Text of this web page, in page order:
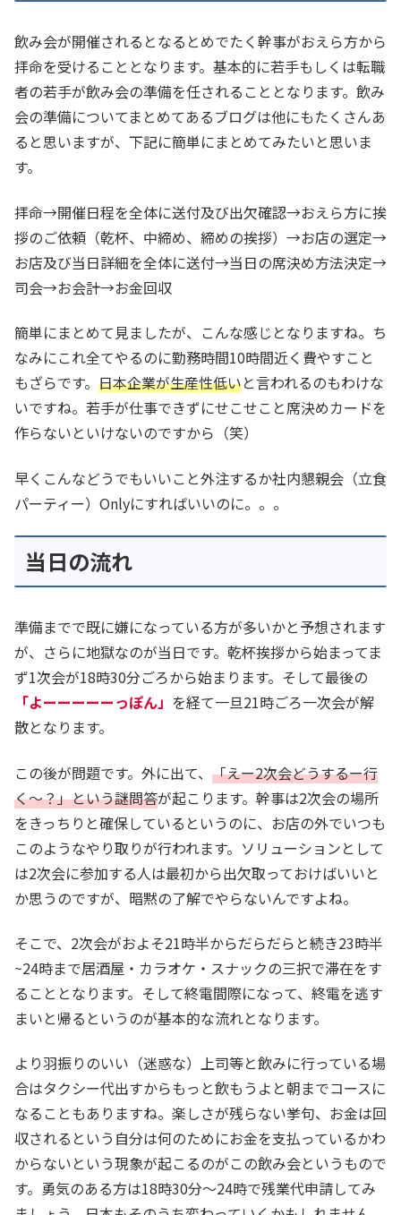
飲み会が開催されるとなるとめでたく幹事がおえら方から
拝命を受けることとなります。基本的に若手もしくは転職
者の若手が飲み会の準備を任されることとなります。飲み
会の準備についてまとめてあるブログは他にもたくさんあ
ると思いますが、下記に簡単にまとめてみたいと思いま
す。
拝命→開催日程を全体に送付及び出欠確認→おえら方に挨
拶のご依頼（乾杯、中締め、締めの挨拶）→お店の選定→
お店及び当日詳細を全体に送付→当日の席決め方法決定→
司会→お会計→お金回収
簡単にまとめて見ましたが、こんな感じとなりますね。ち
なみにこれ全てやるのに勤務時間10時間近く費やすこと
もざらです。 日本企業が生産性低いと言われるのもわけな
いですね。若手が仕事できずにせこせこと席決めカードを
作らないといけないのですから（笑）
早くこんなどうでもいいこと外注するか社内懇親会（立食
パーティー）Onlyにすればいいのに。。。
当日の流れ
準備までで既に嫌になっている方が多いかと予想されます
が、さらに地獄なのが当日です。乾杯挨拶から始まってま
ず1次会が18時30分ごろから始まります。そして最後の
「よーーーーーっぽん」 を経て一旦21時ごろ一次会が解
散となります。
この後が問題です。外に出て、 「えー2次会どうするー行
く～？」という謎問答が起こります。幹事は2次会の場所
をきっちりと確保しているというのに、お店の外でいつも
このようなやり取りが行われます。ソリューションとして
は2次会に参加する人は最初から出欠取っておけばいいと
か思うのですが、暗黙の了解でやらないんですよね。
そこで、2次会がおよそ21時半からだらだらと続き23時半
~24時まで居酒屋・カラオケ・スナックの三択で滞在をす
ることとなります。そして終電間際になって、終電を逃す
まいと帰るというのが基本的な流れとなります。
より羽振りのいい（迷惑な）上司等と飲みに行っている場
合はタクシー代出すからもっと飲もうよと朝までコースに
なることもありますね。楽しさが残らない挙句、お金は回
収されるという自分は何のためにお金を支払っているかわ
からないという現象が起こるのがこの飲み会というもので
す。勇気のある方は18時30分～24時で残業代申請してみ